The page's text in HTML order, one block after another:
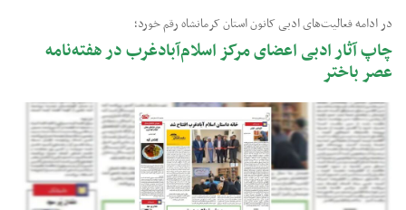
در ادامه فعالیت‌های ادبی کانون استان کرمانشاه رقم خورد؛
چاپ آثار ادبی اعضای مرکز اسلام‌آبادغرب در هفته‌نامه
عصر باختر